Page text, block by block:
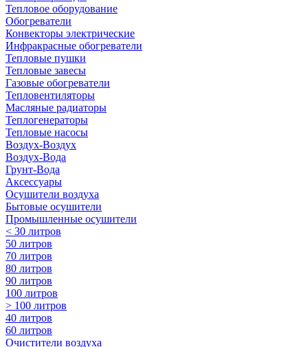
Тепловое оборудование
Обогреватели
Конвекторы электрические
Инфракрасные обогреватели
Тепловые пушки
Тепловые завесы
Газовые обогреватели
Тепловентиляторы
Масляные радиаторы
Теплогенераторы
Тепловые насосы
Воздух-Воздух
Воздух-Вода
Грунт-Вода
Аксессуары
Осушители воздуха
Бытовые осушители
Промышленные осушители
< 30 литров
50 литров
70 литров
80 литров
90 литров
100 литров
> 100 литров
40 литров
60 литров
Очистители воздуха